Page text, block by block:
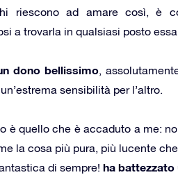
riescono ad amare così, è
a trovarla in qualsiasi posto
dono bellissimo,
sensibilità per l’altro.
è quello che è accaduto a me:
la cosa più pura, più lucente
di sempre! ha battezzato